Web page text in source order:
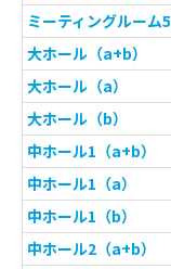
ミーティングルーム5
大ホール（a+b）
大ホール（a）
大ホール（b）
中ホール1（a+b）
中ホール1（a）
中ホール1（b）
中ホール2（a+b）